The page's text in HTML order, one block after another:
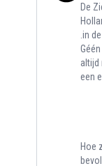
De
.in
altijd
een
Hoe